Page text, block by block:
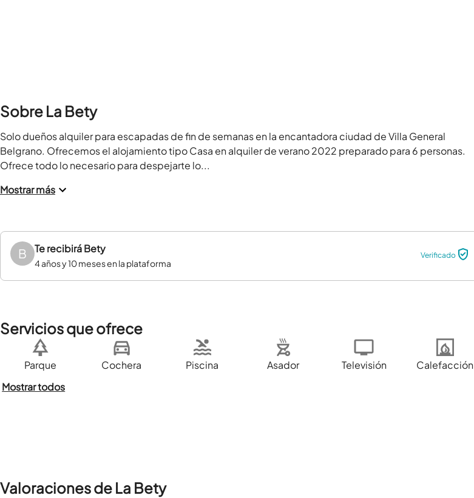
Sobre La Bety
Solo dueños alquiler para escapadas de fin de semanas en la encantadora ciudad de Villa General
Belgrano. Ofrecemos el alojamiento tipo Casa en alquiler de verano 2022 preparado para 6 personas.
Ofrece todo lo necesario para despejarte lo...
Mostrar más
B Te recibiráBety
4 años y 10 meses en la plataforma
Verificado
Servicios que ofrece
Parque Cochera Piscina Asador Televisión
Calefacción
Mostrar todos
Valoraciones de La Bety